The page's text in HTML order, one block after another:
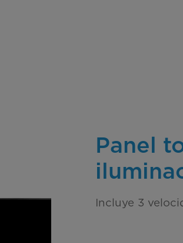
Panel
Incluye 3